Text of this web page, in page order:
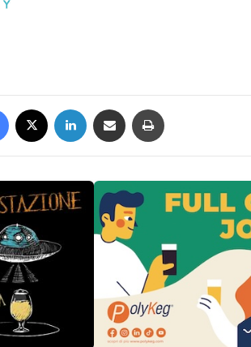
Facebook LinkedIn Condividi via mail